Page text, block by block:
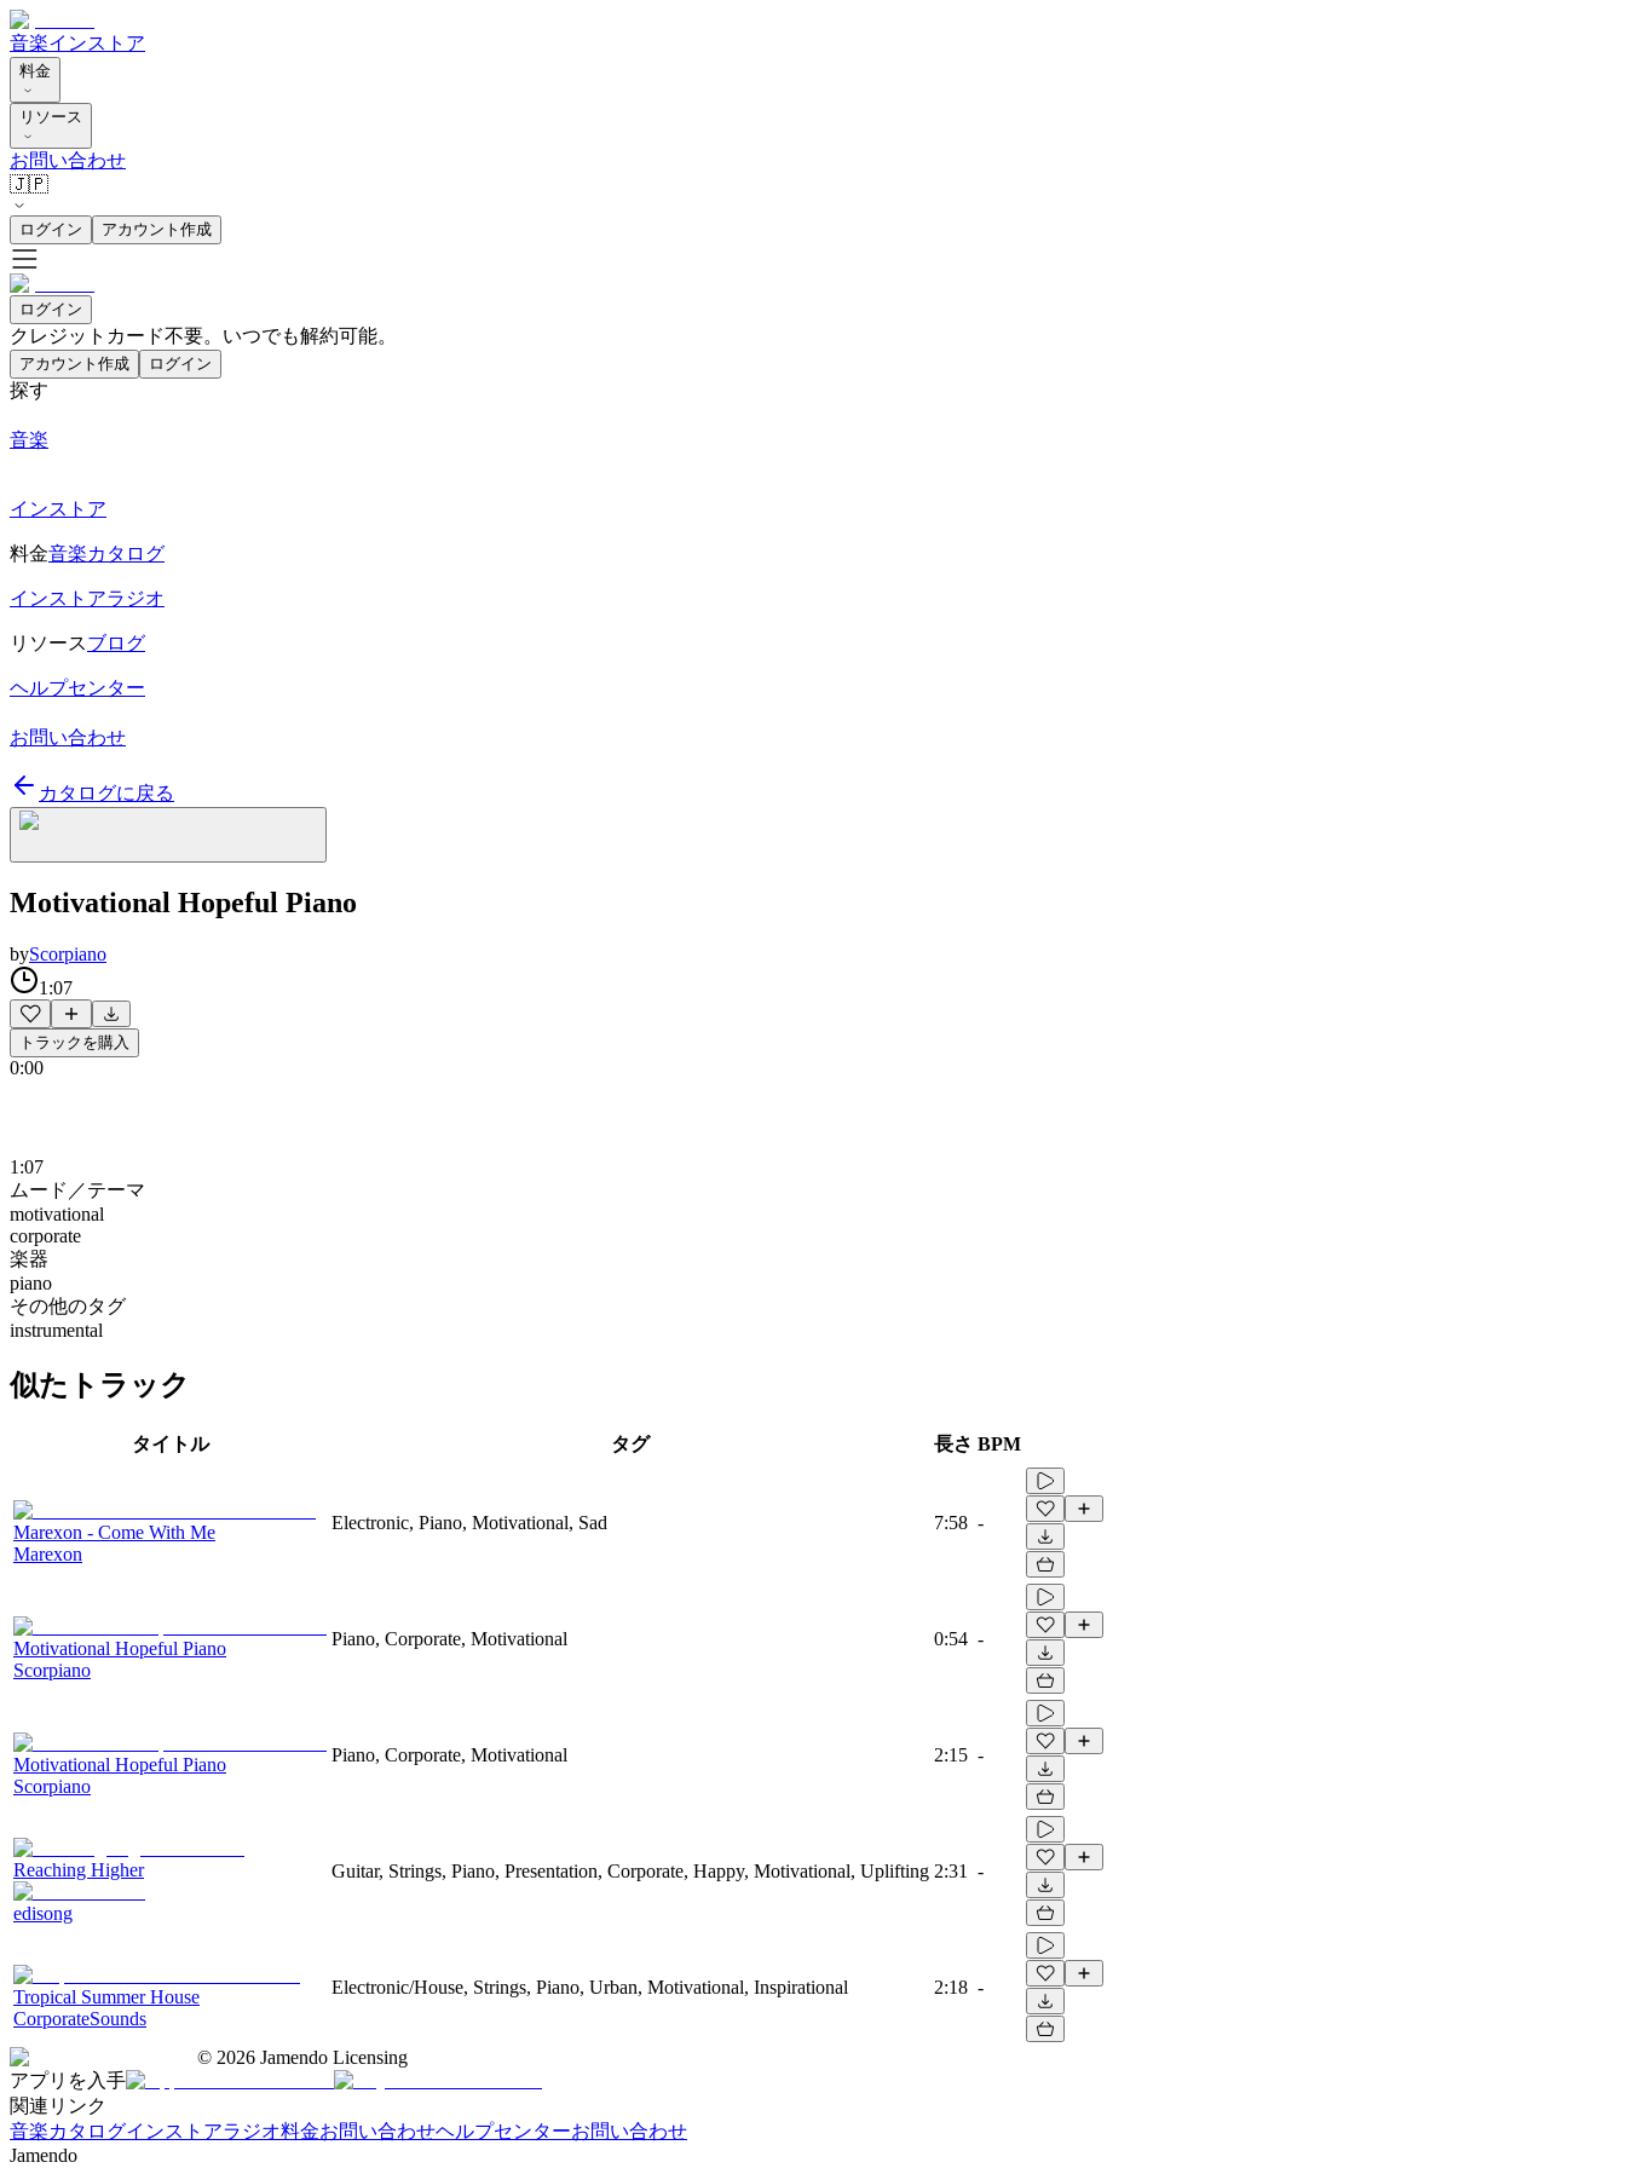
音楽インストア
料金
リソース
お問い合わせ
🇯🇵
ログイン アカウント作成
ログイン
クレジットカード不要。いつでも解約可能。
アカウント作成 ログイン
探す
音楽
インストア
料金音楽カタログ
インストアラジオ
リソースブログ
ヘルプセンター
お問い合わせ
カタログに戻る
Motivational Hopeful Piano
byScorpiano
1:07
トラックを購入
0:00
1:07
ムード／テーマ
motivational
corporate
楽器
piano
その他のタグ
instrumental
似たトラック
タイトル タグ 長さ BPM
Marexon - Come With Me
Marexon
Electronic, Piano, Motivational, Sad 7:58 -
Motivational Hopeful Piano
Scorpiano
Piano, Corporate, Motivational 0:54 -
Motivational Hopeful Piano
Scorpiano
Piano, Corporate, Motivational 2:15 -
Reaching Higher
edisong
Guitar, Strings, Piano, Presentation, Corporate, Happy, Motivational, Uplifting 2:31 -
Tropical Summer House
CorporateSounds
Electronic/House, Strings, Piano, Urban, Motivational, Inspirational 2:18 -
© 2026 Jamendo Licensing
アプリを入手
関連リンク
音楽カタログインストアラジオ料金お問い合わせヘルプセンターお問い合わせ
Jamendo